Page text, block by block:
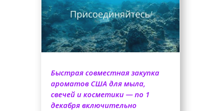
Быстрая совместная закупка
ароматов США для мыла,
свечей и косметики — по 1
декабря включительно